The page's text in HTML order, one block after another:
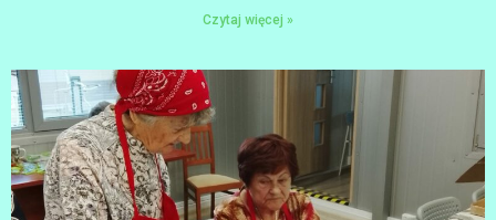
Czytaj więcej »